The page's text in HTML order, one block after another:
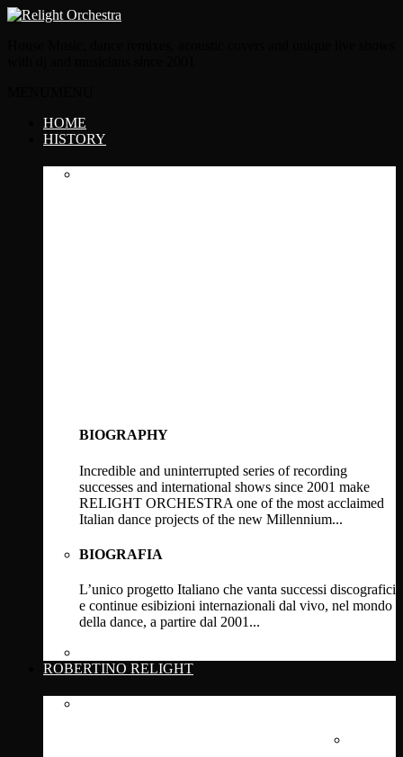
HOME
HISTORY
BIOGRAPHY
Incredible and uninterrupted series of recording
successes and international shows since 2001 make
RELIGHT ORCHESTRA one of the most acclaimed
Italian dance projects of the new Millennium...
BIOGRAFIA
L’unico progetto Italiano che vanta successi discografici
e continue esibizioni internazionali dal vivo, nel mondo
della dance, a partire dal 2001...
ROBERTINO RELIGHT